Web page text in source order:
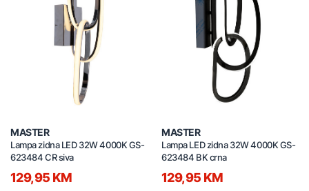
MASTER
Lampa zidna LED 32W 4000K GS-
623484 CR siva
129,95 KM
MASTER
Lampa LED zidna 32W 4000K GS-
623484 BK crna
129,95 KM